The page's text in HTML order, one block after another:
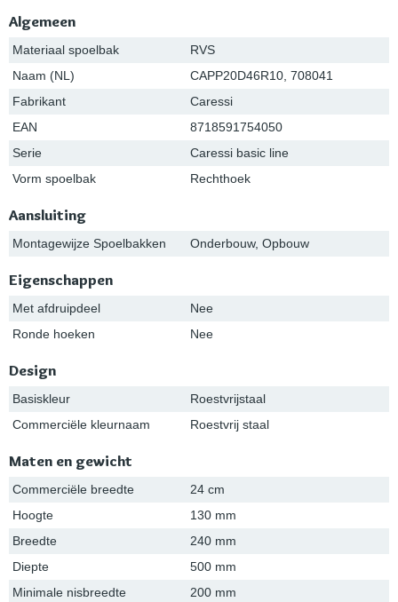
Algemeen
Materiaal spoelbak
RVS
Naam (NL)
CAPP20D46R10, 708041
Fabrikant
Caressi
EAN
8718591754050
Serie
Caressi basic line
Vorm spoelbak
Rechthoek
Aansluiting
Montagewijze Spoelbakken Onderbouw, Opbouw
Eigenschappen
Met afdruipdeel
Nee
Ronde hoeken
Nee
Design
Basiskleur
Roestvrijstaal
Commerciële kleurnaam
Roestvrij staal
Maten en gewicht
Commerciële breedte
24 cm
Hoogte
130 mm
Breedte
240 mm
Diepte
500 mm
Minimale nisbreedte
200 mm